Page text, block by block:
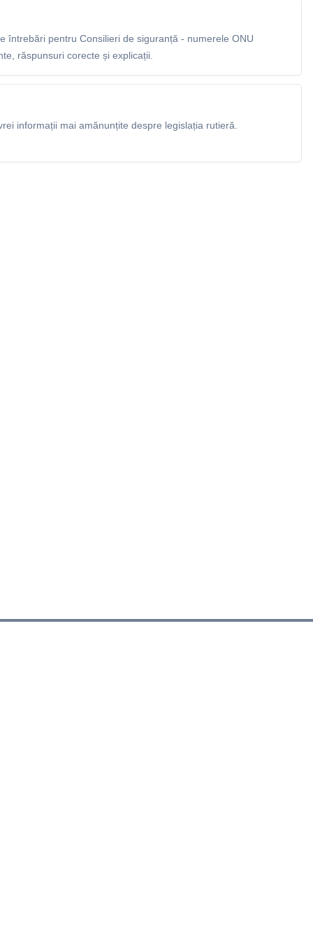
întrebări pentru Consilieri de siguranță - numerele ONU
răspunsuri corecte și explicații.
informații mai amănunțite despre legislația rutieră.